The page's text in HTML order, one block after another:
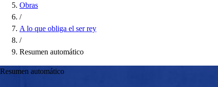
Obras
/
A lo que obliga el ser rey
/
Resumen automático
Resumen automático